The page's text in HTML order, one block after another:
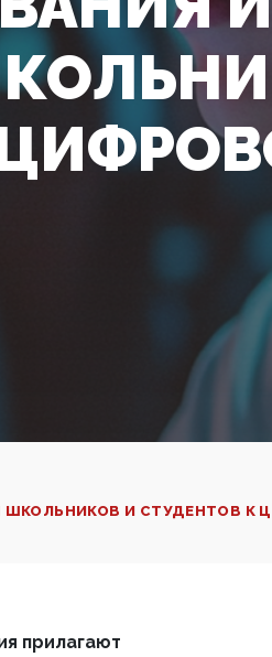
ШКОЛЬНИКОВ И СТУДЕНТОВ К
прилагают